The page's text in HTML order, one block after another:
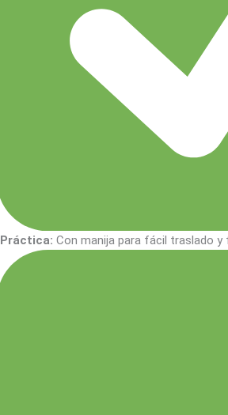
Práctica:Con manija para fácil traslado